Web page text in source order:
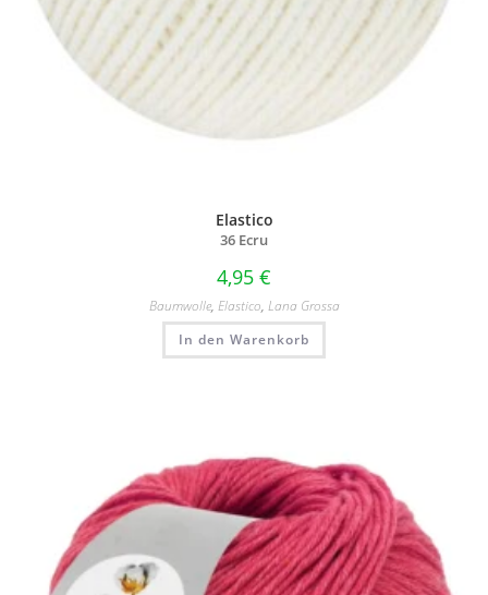
Elastico
36 Ecru
4,95 €
Baumwolle, Elastico, Lana Grossa
In den Warenkorb